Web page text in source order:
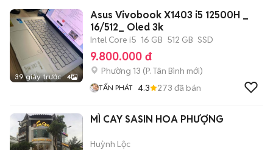
39 giây trước 4
Asus Vivobook X1403 i5 12500H _
16/512_ Oled 3k
Intel Core i5 16 GB 512 GB SSD
9.800.000 đ
Phường 13 (P. Tân Bình mới)
TẤN PHÁT 4.3 273 đã bán
MÌ CAY SASIN HOA PHƯỢNG
Huỳnh Lộc